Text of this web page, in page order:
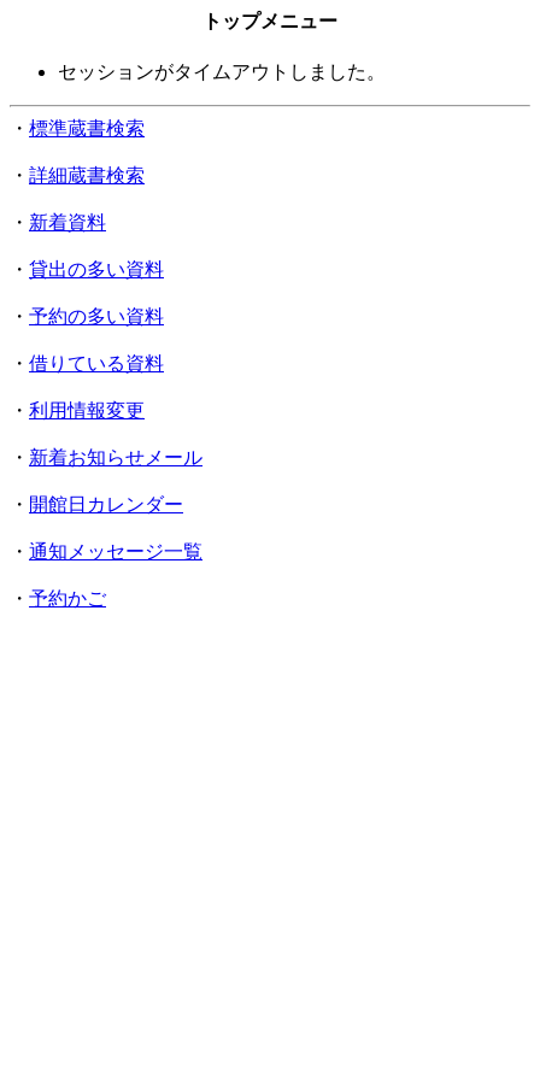
トップメニュー
セッションがタイムアウトしました。
・ 標準蔵書検索
・ 詳細蔵書検索
・ 新着資料
・ 貸出の多い資料
・ 予約の多い資料
・ 借りている資料
・ 利用情報変更
・ 新着お知らせメール
・ 開館日カレンダー
・ 通知メッセージ一覧
・ 予約かご